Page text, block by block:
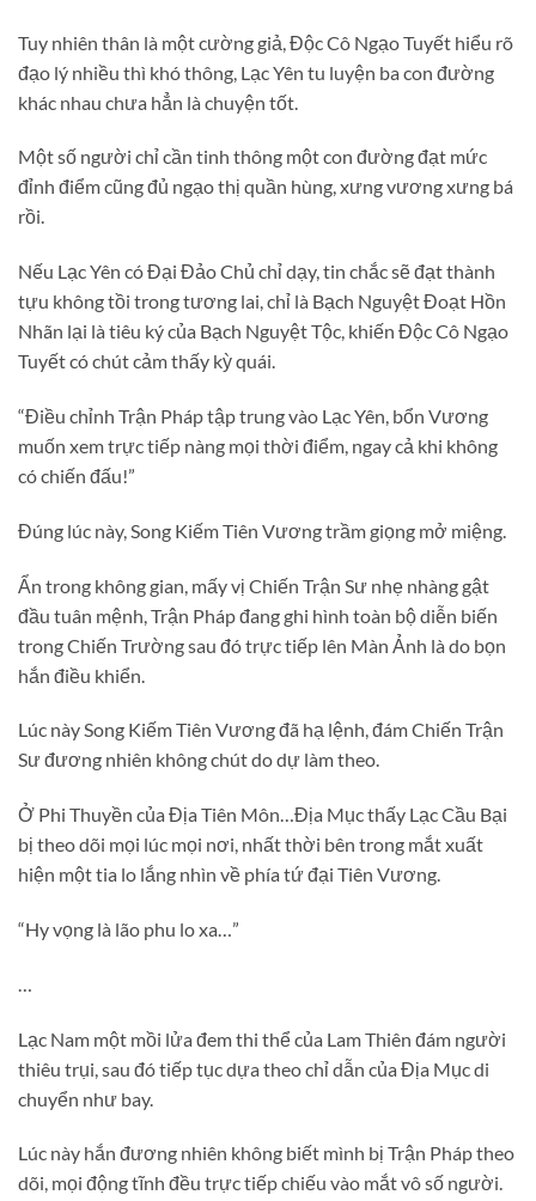
Tuy nhiên thân là một cường giả, Độc Cô Ngạo Tuyết hiểu rõ
đạo lý nhiều thì khó thông, Lạc Yên tu luyện ba con đường
khác nhau chưa hẳn là chuyện tốt.
Một số người chỉ cần tinh thông một con đường đạt mức
đỉnh điểm cũng đủ ngạo thị quần hùng, xưng vương xưng bá
rồi.
Nếu Lạc Yên có Đại Đảo Chủ chỉ dạy, tin chắc sẽ đạt thành
tựu không tồi trong tương lai, chỉ là Bạch Nguyệt Đoạt Hồn
Nhãn lại là tiêu ký của Bạch Nguyệt Tộc, khiến Độc Cô Ngạo
Tuyết có chút cảm thấy kỳ quái.
“Điều chỉnh Trận Pháp tập trung vào Lạc Yên, bổn Vương
muốn xem trực tiếp nàng mọi thời điểm, ngay cả khi không
có chiến đấu!”
Đúng lúc này, Song Kiếm Tiên Vương trầm giọng mở miệng.
Ẩn trong không gian, mấy vị Chiến Trận Sư nhẹ nhàng gật
đầu tuân mệnh, Trận Pháp đang ghi hình toàn bộ diễn biến
trong Chiến Trường sau đó trực tiếp lên Màn Ảnh là do bọn
hắn điều khiển.
Lúc này Song Kiếm Tiên Vương đã hạ lệnh, đám Chiến Trận
Sư đương nhiên không chút do dự làm theo.
Ở Phi Thuyền của Địa Tiên Môn…Địa Mục thấy Lạc Cầu Bại
bị theo dõi mọi lúc mọi nơi, nhất thời bên trong mắt xuất
hiện một tia lo lắng nhìn về phía tứ đại Tiên Vương.
“Hy vọng là lão phu lo xa…”
…
Lạc Nam một mồi lửa đem thi thể của Lam Thiên đám người
thiêu trụi, sau đó tiếp tục dựa theo chỉ dẫn của Địa Mục di
chuyển như bay.
Lúc này hắn đương nhiên không biết mình bị Trận Pháp theo
dõi, mọi động tĩnh đều trực tiếp chiếu vào mắt vô số người.